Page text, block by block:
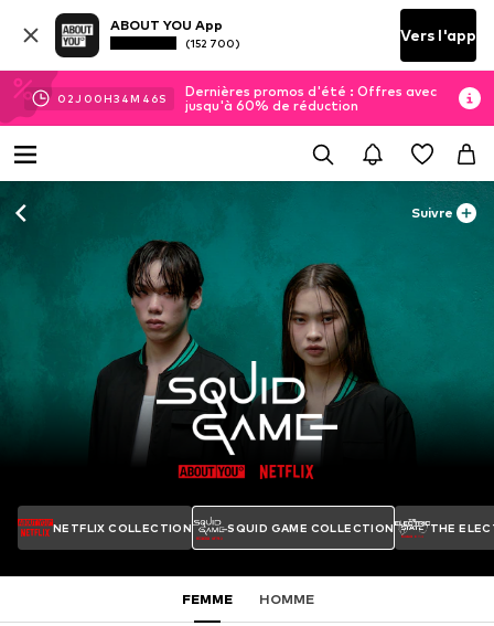
ABOUT YOU App
(152 700) Vers l'app
02J 00H34M 45S
Dernières promos d'été : Offres avec
jusqu'à 60% de réduction
Suivre
NETFLIX COLLECTION SQUID GAME COLLECTION THE
FEMME HOMME